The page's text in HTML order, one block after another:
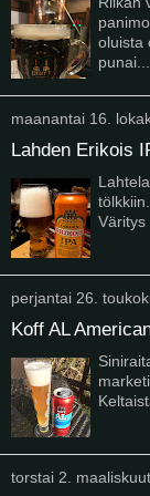
oluista
punai...
maanantai 16.
Lahden Erikois
Väritys
perjantai 26.
Koff AL
torstai 2.